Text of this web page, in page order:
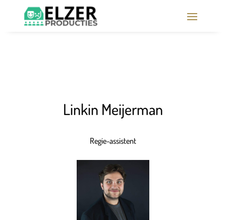
Linkin Meijerman
Regie-assistent